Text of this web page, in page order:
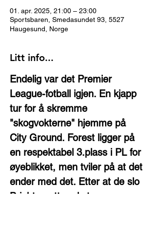
01. apr. 2025, 21:00 – 23:00
Sportsbaren, Smedasundet 93, 5527
Haugesund, Norge
Litt info...
Endelig var det Premier
League-fotball igjen. En kjapp
tur for å skremme
"skogvokterne" hjemme på
City Ground. Forest ligger på
en respektabel 3.plass i PL for
øyeblikket, men tviler på at det
ender med det. Etter at de slo
Brighton etter ekstraomganger